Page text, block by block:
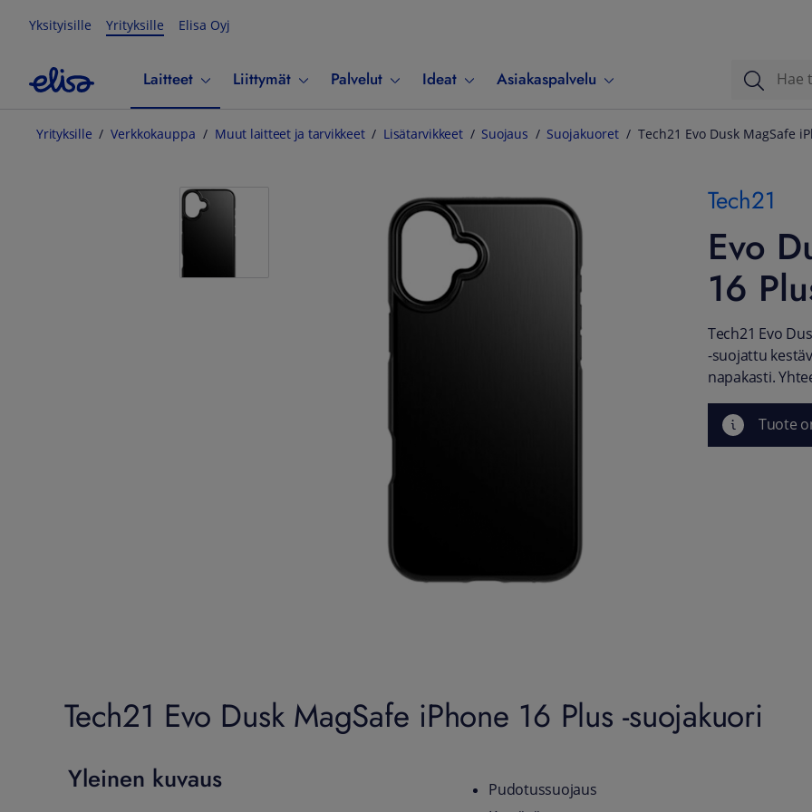
Yksityisille Yrityksille Elisa Oyj
Laitteet Liittymät Palvelut Ideat Asiakaspalvelu
Yrityksille Verkkokauppa Muut laitteet ja tarvikkeet Lisätarvikkeet Suojaus Suojakuoret Tech21 Evo Dusk MagSafe
Tech21
Evo
16
Tech21 Evo
-suojattu
napakasti.
Tuote
Tech21 Evo Dusk MagSafe iPhone 16 Plus -suojakuori
Yleinen kuvaus
Pudotussuojaus